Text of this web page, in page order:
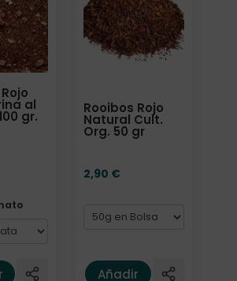
al
gr.
Rooibos Rojo
Natural Cult.
Org. 50 gr
2,90 €
Añadir